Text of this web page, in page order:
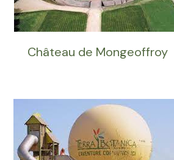
Château de Mongeoffroy